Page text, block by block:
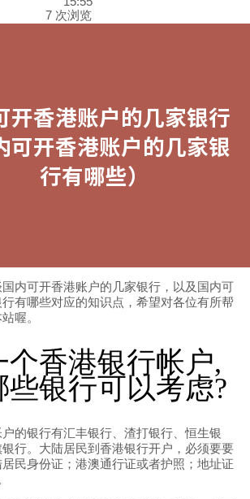
7 次浏览
内可开香港账户的几家银行，以及国内可
有哪些对应的知识点，希望对各位有所帮
喔。
香港银行帐户,
银行可以考虑?
的银行有汇丰银行、渣打银行、恒生银
行。大陆居民到香港银行开户，必须要要
民身份证；港澳通行证或者护照；地址证